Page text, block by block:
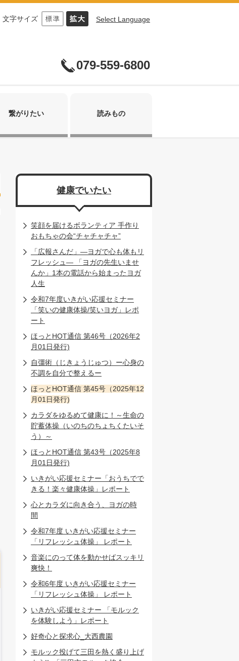
文字サイズ Select Language
079-559-6800
繋がりたい 読みもの
健康でいたい
笑顔を届けるボランティア 手作り
おもちゃの会“チャチャチャ”
「広報さんだ」―ヨガで心も体もリ
フレッシュ― 「ヨガの先生いませ
んか」1本の電話から始まったヨガ
人生
令和7年度いきがい応援セミナー
「笑いの健康体操/笑いヨガ」レポ
ート
ほっとHOT通信 第46号（2026年2
月01日発行)
自彊術（じきょうじゅつ）ー心身の
不調を自分で整えるー
ほっとHOT通信 第45号（2025年12
月01日発行)
カラダをゆるめて健康に！～生命の
貯蓄体操（いのちのちょちくたいそ
う）～
ほっとHOT通信 第43号（2025年8
月01日発行)
いきがい応援セミナー「おうちでで
きる！楽々健康体操」レポート
心とカラダに向き合う、ヨガの時
間
令和7年度 いきがい応援セミナー
「リフレッシュ体操」 レポート
音楽にのって体を動かせばスッキリ
爽快！
令和6年度 いきがい応援セミナー
「リフレッシュ体操」 レポート
いきがい応援セミナー 「モルック
を体験しよう」レポート
好奇心と探求心_大西農園
モルック投げて三田を熱く盛り上げ